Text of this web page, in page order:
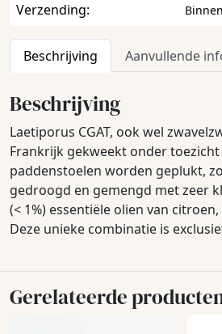
Verzending:
Beschrijving Aanvullende
Beschrijving
Laetiporus CGAT, ook wel
Frankrijk gekweekt onder toezicht
paddenstoelen worden geplukt,
gedroogd en gemengd met zeer
(< 1%) essentiële olien van
Deze unieke combinatie is
Gerelateerde